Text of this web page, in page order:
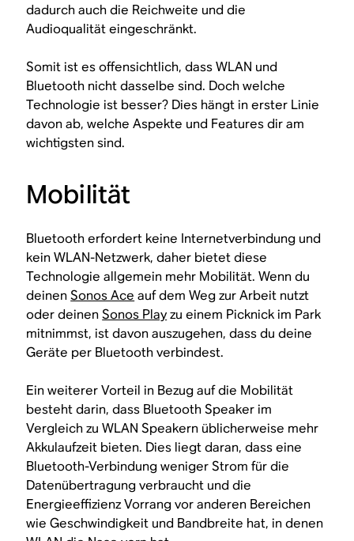
dadurch auch die Reichweite und die
Audioqualität eingeschränkt.
Somit ist es offensichtlich, dass WLAN und
Bluetooth nicht dasselbe sind. Doch welche
Technologie ist besser? Dies hängt in erster Linie
davon ab, welche Aspekte und Features dir am
wichtigsten sind.
Mobilität
Bluetooth erfordert keine Internetverbindung und
kein WLAN-Netzwerk, daher bietet diese
Technologie allgemein mehr Mobilität. Wenn du
deinenSonos Ace auf dem Weg zur Arbeit nutzt
oder deinenSonos Playzu einem Picknick im Park
mitnimmst, ist davon auszugehen, dass du deine
Geräte per Bluetooth verbindest.
Ein weiterer Vorteil in Bezug auf die Mobilität
besteht darin, dass Bluetooth Speaker im
Vergleich zu WLAN Speakern üblicherweise mehr
Akkulaufzeit bieten. Dies liegt daran, dass eine
Bluetooth-Verbindung weniger Strom für die
Datenübertragung verbraucht und die
Energieeffizienz Vorrang vor anderen Bereichen
wie Geschwindigkeit und Bandbreite hat, in denen